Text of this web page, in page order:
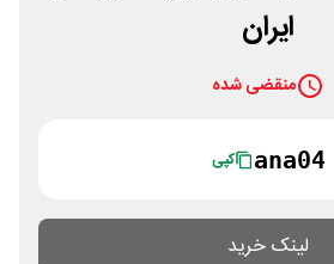
ایران
منقضی شده
ana04 کپی
لینک خرید